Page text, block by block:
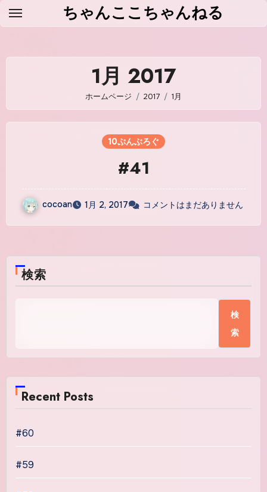
ン
ン
ス
キ
ちゃんここちゃんねる
1月 2017
ホームページ 2017 1月
10ぷんぶろぐ
#41
cocoan 1月 2, 2017 コメントはまだありません
検索
検
索
Recent Posts
#60
#59